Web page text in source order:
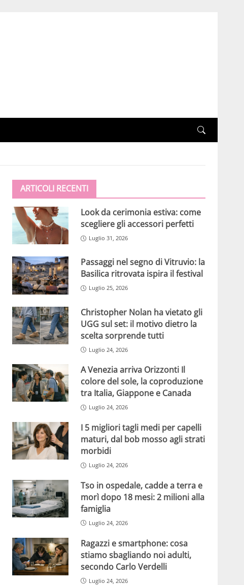
ARTICOLI RECENTI
Look da cerimonia estiva: come
scegliere gli accessori perfetti
Luglio 31, 2026
Passaggi nel segno di Vitruvio: la
Basilica ritrovata ispira il festival
Luglio 25, 2026
Christopher Nolan ha vietato gli
UGG sul set: il motivo dietro la
scelta sorprende tutti
Luglio 24, 2026
A Venezia arriva Orizzonti Il
colore del sole, la coproduzione
tra Italia, Giappone e Canada
Luglio 24, 2026
I 5 migliori tagli medi per capelli
maturi, dal bob mosso agli strati
morbidi
Luglio 24, 2026
Tso in ospedale, cadde a terra e
morì dopo 18 mesi: 2 milioni alla
famiglia
Luglio 24, 2026
Ragazzi e smartphone: cosa
stiamo sbagliando noi adulti,
secondo Carlo Verdelli
Luglio 24, 2026